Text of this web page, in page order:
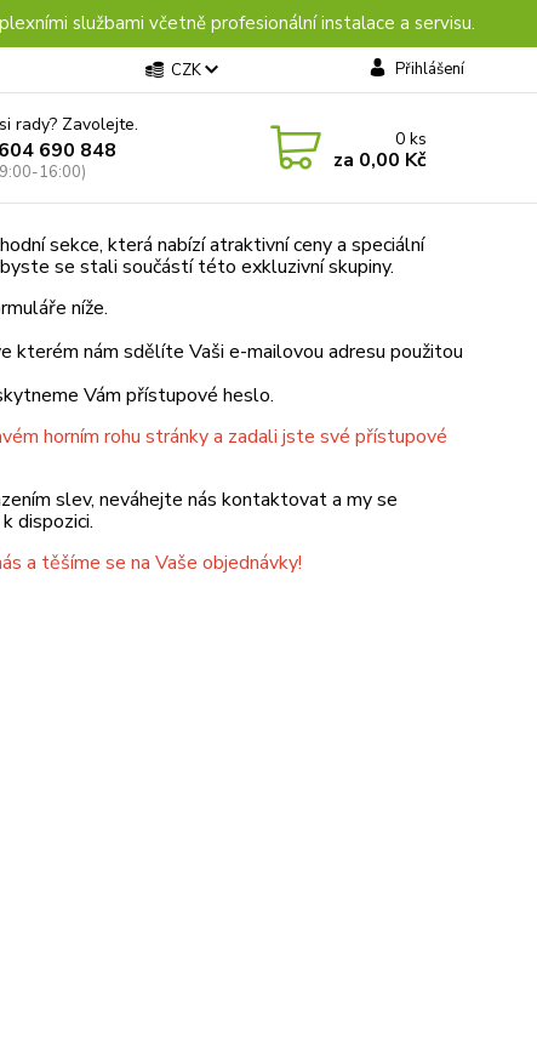
službami včetně profesionální instalace a servisu.
CZK Přihlášení
rady? Zavolejte.
690 848
16:00)
0ks
za 0,00 Kč
sekce, která nabízí atraktivní ceny a speciální
se stali součástí této exkluzivní skupiny.
níže.
kterém nám sdělíte Vaši e-mailovou adresu použitou
Vám přístupové heslo.
horním rohu stránky a zadali jste své přístupové
slev, neváhejte nás kontaktovat a my se
dispozici.
a těšíme se na Vaše objednávky!